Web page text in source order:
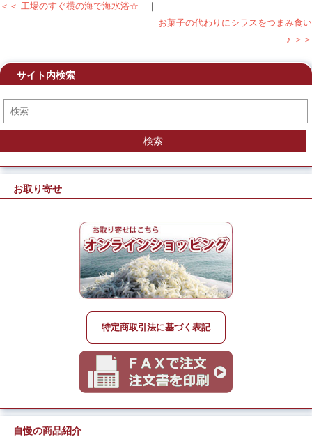
投稿ナビゲーション
＜＜ 工場のすぐ横の海で海水浴☆ ｜
お菓子の代わりにシラスをつまみ食い
♪ ＞＞
サイト内検索
検索
お取り寄せ
特定商取引法に基づく表記
自慢の商品紹介